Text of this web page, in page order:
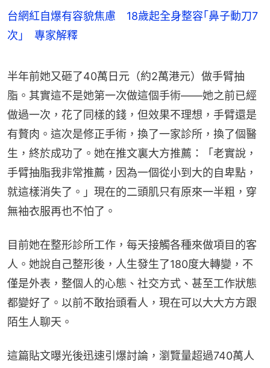
台網紅自爆有容貌焦慮 18歲起全身整容｢鼻子動刀7
次｣ 專家解釋
半年前她又砸了40萬日元（約2萬港元）做手臂抽
脂。其實這不是她第一次做這個手術——她之前已經
做過一次，花了同樣的錢，但效果不理想，手臂還是
有贅肉。這次是修正手術，換了一家診所，換了個醫
生，終於成功了。她在推文裏大方推薦：「老實說，
手臂抽脂我非常推薦，因為一個從小到大的自卑點，
就這樣消失了。」現在的二頭肌只有原來一半粗，穿
無袖衣服再也不怕了。
目前她在整形診所工作，每天接觸各種來做項目的客
人。她說自己整形後，人生發生了180度大轉變，不
僅是外表，整個人的心態、社交方式、甚至工作狀態
都變好了。以前不敢抬頭看人，現在可以大大方方跟
陌生人聊天。
這篇貼文曝光後迅速引爆討論，瀏覽量超過740萬人